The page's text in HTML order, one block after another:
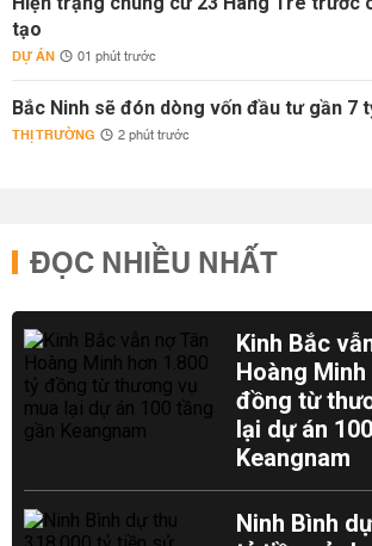
tạo
DỰ ÁN 01 phút trước
Bắc Ninh sẽ đón dòng vốn đầu tư gần 7
THỊ TRƯỜNG 2 phút trước
ĐỌC NHIỀU NHẤT
Kinh Bắc
Hoàng
đồng từ
lại dự án
Keangnam
Ninh Bình